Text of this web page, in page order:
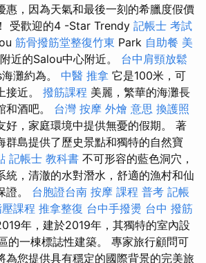
惠，因為天氣和最後一刻的希臘度假價
受歡迎的4 -Star Trendy 記帳士 考試
筋骨撥筋堂整復竹東 Park 自助餐 美
近的Salou中心附近。 台中肩頸放鬆
灘約為。 中醫 推拿 它是100米，可
接近。 撥筋課程 美麗，繁華的海灘長
和酒吧。 台灣 按摩 外燴 意思 換護照
好，家庭環境中提供無憂的假期。 著
群島提供了歷史景點和獨特的自然寶
記帳士 教科書 不可形容的藍色洞穴，
統，清澈的水對潛水，舒適的漁村和仙
證。 台胞證台南 按摩 課程 普考 記帳
課程 推拿整復 台中手撥燙 台中 撥筋
年，建於2019年，其獨特的室內設
的一棟標誌性建築。 專家旅行顧問可
為您提供具有穩定的國際背景的完美旅